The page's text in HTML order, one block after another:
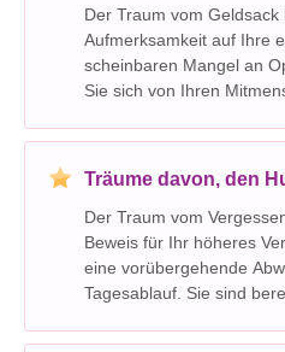
Der Traum vom Geldsack
Aufmerksamkeit auf Ihre
scheinbaren Mangel an
Sie sich von Ihren
bei anderen. Ihr Traum
Träume davon, den
Der Traum vom
Beweis für Ihr höheres
eine vorübergehende
Tagesablauf. Sie sind
Ihre Mitmenschen. Ihr